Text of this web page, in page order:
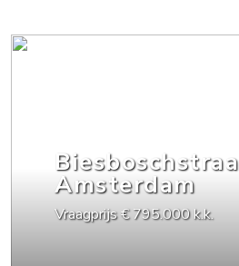
Amsterdam
Vraagprijs€ 795.000k.k.